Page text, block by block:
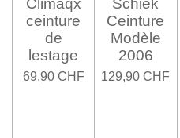
Climaqx
ceinture
de
lestage
69,90 CHF
Schiek
Ceinture
Modèle
2006
129,90 CHF